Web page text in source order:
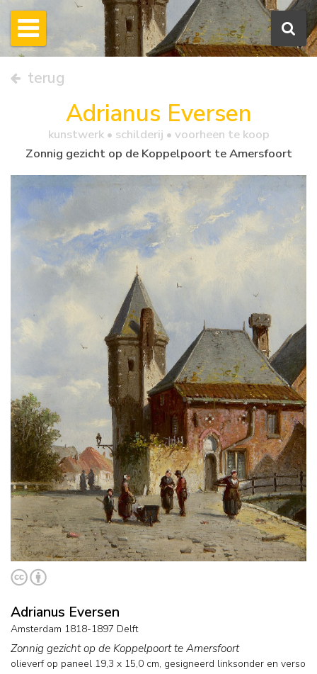
terug
Adrianus Eversen
kunstwerk • schilderij • voorheen te koop
Zonnig gezicht op de Koppelpoort te Amersfoort
Adrianus Eversen
Amsterdam 1818-1897 Delft
Zonnig gezicht op de Koppelpoort te Amersfoort
olieverf op paneel 19,3 x 15,0 cm, gesigneerd linksonder en verso